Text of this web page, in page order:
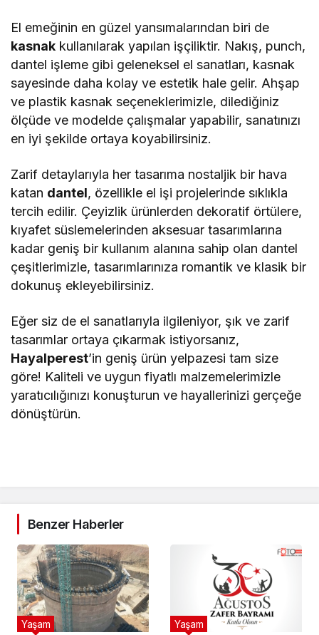
El emeğinin en güzel yansımalarından biri de
kasnak kullanılarak yapılan işçiliktir. Nakış, punch,
dantel işleme gibi geleneksel el sanatları, kasnak
sayesinde daha kolay ve estetik hale gelir. Ahşap
ve plastik kasnak seçeneklerimizle, dilediğiniz
ölçüde ve modelde çalışmalar yapabilir, sanatınızı
en iyi şekilde ortaya koyabilirsiniz.
Zarif detaylarıyla her tasarıma nostaljik bir hava
katan dantel, özellikle el işi projelerinde sıklıkla
tercih edilir. Çeyizlik ürünlerden dekoratif örtülere,
kıyafet süslemelerinden aksesuar tasarımlarına
kadar geniş bir kullanım alanına sahip olan dantel
çeşitlerimizle, tasarımlarınıza romantik ve klasik bir
dokunuş ekleyebilirsiniz.
Eğer siz de el sanatlarıyla ilgileniyor, şık ve zarif
tasarımlar ortaya çıkarmak istiyorsanız,
Hayalperest’in geniş ürün yelpazesi tam size
göre! Kaliteli ve uygun fiyatlı malzemelerimizle
yaratıcılığınızı konuşturun ve hayallerinizi gerçeğe
dönüştürün.
Benzer Haberler
Yaşam Yaşam